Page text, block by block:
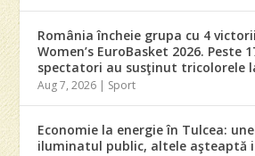
România încheie grupa cu 4
Women’s EuroBasket 2026. Peste
spectatori au susţinut tricolorele
Aug 7, 2026 | Sport
Economie la energie în Tulcea:
iluminatul public, altele aşteaptă